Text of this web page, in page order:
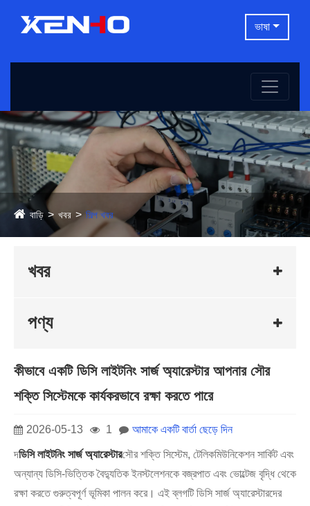
ভাষা
বাড়ি খবর শিল্প খবর
খবর
পণ্য
কীভাবে একটি ডিসি লাইটনিং সার্জ অ্যারেস্টার আপনার সৌর
শক্তি সিস্টেমকে কার্যকরভাবে রক্ষা করতে পারে
2026-05-13 1 আমাকে একটি বার্তা ছেড়ে দিন
দডিসি লাইটনিং সার্জ অ্যারেস্টারসৌর শক্তি সিস্টেম, টেলিকমিউনিকেশন সার্কিট এবং
অন্যান্য ডিসি-ভিত্তিক বৈদ্যুতিক ইনস্টলেশনকে বজ্রপাত এবং ভোল্টেজ বৃদ্ধি থেকে
রক্ষা করতে গুরুত্বপূর্ণ ভূমিকা পালন করে। এই ব্লগটি ডিসি সার্জ অ্যারেস্টারদের